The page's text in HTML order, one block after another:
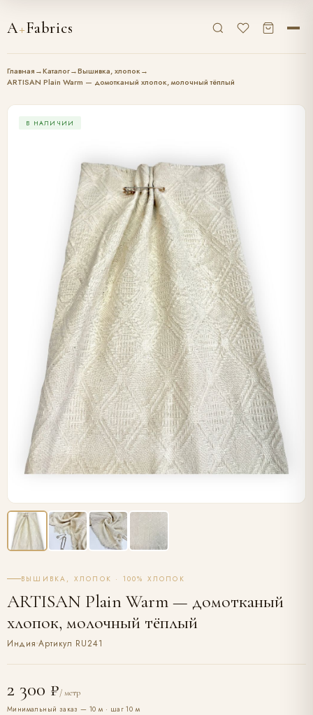
A+Fabrics
Главная→Каталог→Вышивка, хлопок→
ARTISAN Plain Warm — домотканый хлопок, молочный тёплый
В НАЛИЧИИ
ВЫШИВКА, ХЛОПОК · 100% ХЛОПОК
ARTISAN Plain Warm — домотканый
хлопок, молочный тёплый
Индия Артикул RU241
2 300 ₽/ метр
Минимальный заказ — 10 м · шаг 10 м